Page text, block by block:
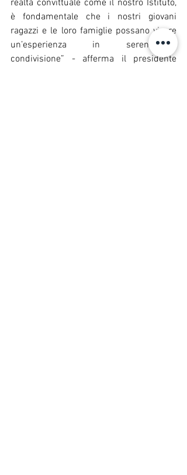
realtà convittuale come il nostro Istituto,
è fondamentale che i nostri giovani
ragazzi e le loro famiglie possano vivere
un’esperienza  in  serenità e